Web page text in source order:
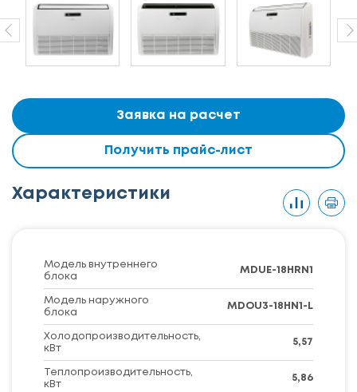
Заявка на расчет
Получить прайс-лист
Характеристики
Модель внутреннего
блока
MDUE-18HRN1
Модель наружного
блока
MDOU3-18HN1-L
Холодопроизводительность,
кВт
5,57
Теплопроизводительность,
кВт
5,86